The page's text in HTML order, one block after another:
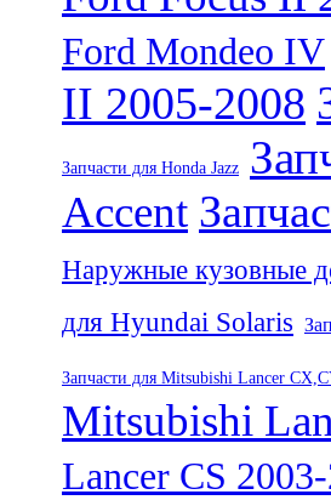
Ford Mondeo IV
II 2005-2008
Запчасти для Honda Jazz
Accent
Наружные кузовные
для Hyundai Solaris
Запчасти для Mitsubishi Lancer
Mitsubishi
Lancer CS